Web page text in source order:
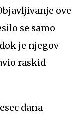
ove
se samo
je njegov
raskid
dana